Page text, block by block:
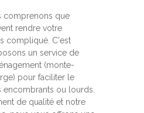
comprenons que
rendre votre
compliqué. C'est
un service de
(monte-
pour faciliter le
encombrants ou lourds.
de qualité et notre